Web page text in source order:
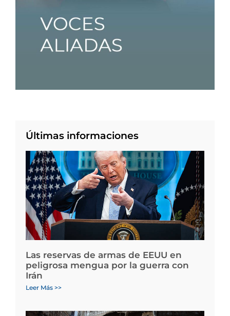
Últimas informaciones
Las reservas de armas de EEUU en
peligrosa mengua por la guerra con
Irán
Leer Más >>